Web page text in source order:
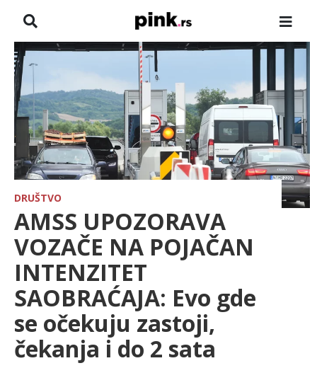
NASLOVNA
ZADRUGA
SHOWBIZ
HRONIKA
FARMERI
TV
SPORT
LIFESTYLE
DRUŠTVO
AMSS UPOZORAVA
VOZAČE NA POJAČAN
INTENZITET
SAOBRAĆAJA: Evo gde
se očekuju zastoji,
čekanja i do 2 sata